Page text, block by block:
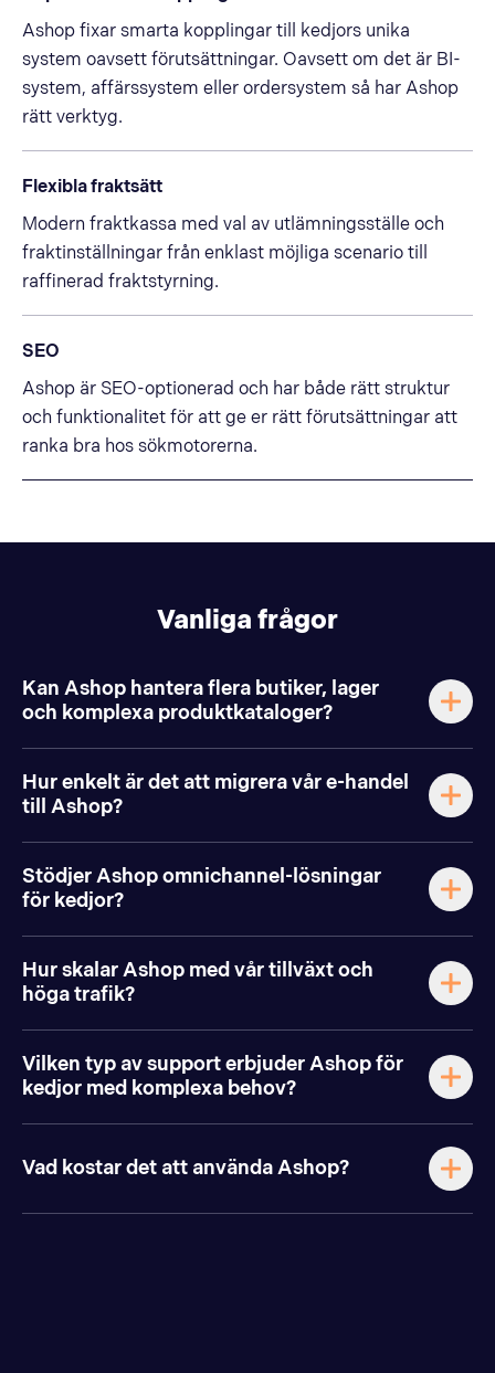
Ashop fixar smarta kopplingar till kedjors unika
system oavsett förutsättningar. Oavsett om det är BI-
system, affärssystem eller ordersystem så har Ashop
rätt verktyg.
Flexibla fraktsätt
Modern fraktkassa med val av utlämningsställe och
fraktinställningar från enklast möjliga scenario till
raffinerad fraktstyrning.
SEO
Ashop är SEO-optionerad och har både rätt struktur
och funktionalitet för att ge er rätt förutsättningar att
ranka bra hos sökmotorerna.
Vanliga frågor
Kan Ashop hantera flera butiker, lager
och komplexa produktkataloger?
Hur enkelt är det att migrera vår e-handel
till Ashop?
Stödjer Ashop omnichannel-lösningar
för kedjor?
Hur skalar Ashop med vår tillväxt och
höga trafik?
Vilken typ av support erbjuder Ashop för
kedjor med komplexa behov?
Vad kostar det att använda Ashop?